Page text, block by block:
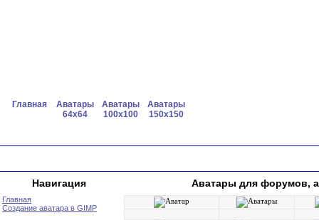
Главная
Аватары
64x64
Аватары
100x100
Аватары
150x150
Навигация
Главная
Создание аватара в GIMP
Аватары для форумов,